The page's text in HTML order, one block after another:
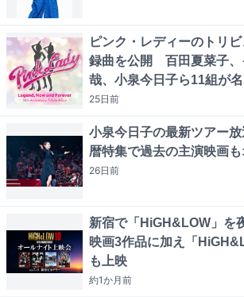
ピンク・レディーのトリ
録曲を公開 百田夏菜子、
哉、小泉今日子ら11組が
25日前
小泉今日子の最新ツアー
暦特集で過去の主演映画
26日前
新宿で「HiGH&LOW」を
映画3作品に加え「
も上映
約1か月前